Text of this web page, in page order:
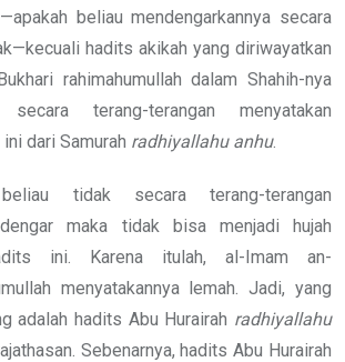
beliau mendengarkannya secara
hadits akikah yang diriwayatkan
rahimahumullah dalam Shahih-nya
terang-terangan menyatakan
dari Samurah radhiyallahu anhu.
tidak secara terang-terangan
maka tidak bisa menjadi hujah
ini. Karena itulah, al-Imam an-
menyatakannya lemah. Jadi, yang
adalah hadits Abu Hurairah radhiyallahu
Sebenarnya, hadits Abu Hurairah